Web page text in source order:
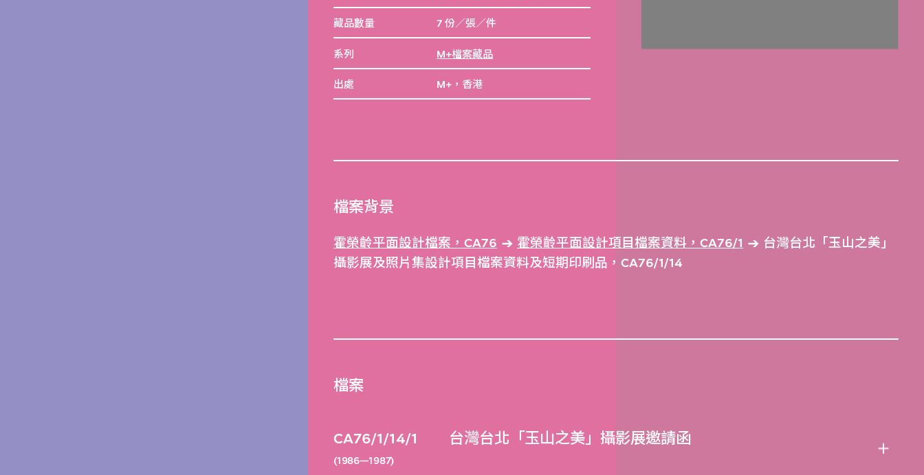
藏品數量 7 份／張／件
系列 M+檔案藏品
出處 M+，香港
檔案背景
霍榮齡平面設計檔案，CA76 霍榮齡平面設計項目檔案資料，CA76/1
台灣台北「玉山之美」
攝影展及照片集設計項目檔案資料及短期印刷品，CA76/1/14
檔案
CA76/1/14/1
(1986—1987)
台灣台北「玉山之美」攝影展邀請函